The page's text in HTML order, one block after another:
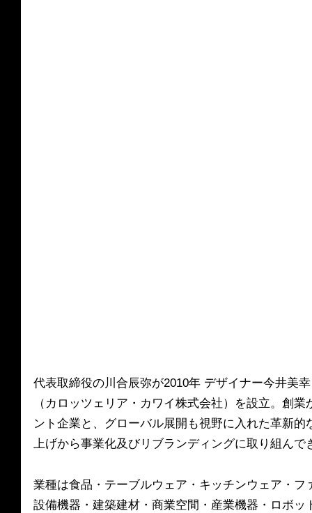
代表取締役の川合辰弥が2010年 デザイナー今井美
（カロッツェリア・カワイ株式会社）を設立。創
ント企業と、グローバル展開も視野に入れた革新
上げから事業化及びリブランディングに取り組んで
業種は食品・テーブルウェア・キッチンウェア・フ
設備機器・建築建材・商業空間・産業機器・ロボッ